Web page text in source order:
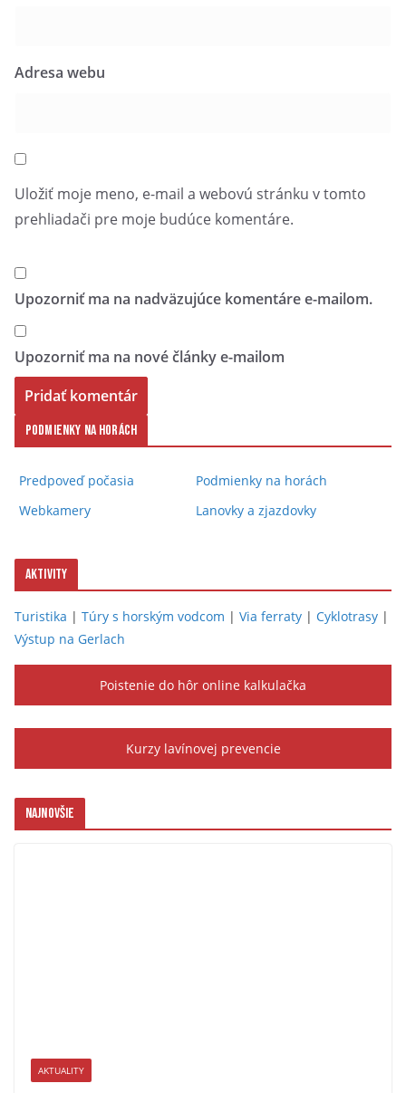
Adresa webu
Uložiť moje meno, e-mail a webovú stránku v tomto
prehliadači pre moje budúce komentáre.
Upozorniť ma na nadväzujúce komentáre e-mailom.
Upozorniť ma na nové články e-mailom
Podmienky na horách
Predpoveď počasia
Webkamery
Podmienky na horách
Lanovky a zjazdovky
Aktivity
Turistika | Túry s horským vodcom | Via ferraty | Cyklotrasy |
Výstup na Gerlach
Poistenie do hôr online kalkulačka
Kurzy lavínovej prevencie
Najnovšie
AKTUALITY